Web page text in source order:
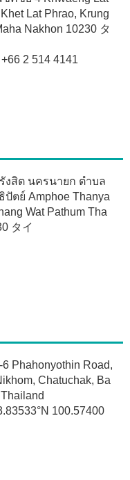
Lat Phrao, Krung
Nakhon 10230 タ
2 514 4141
งสิต นครนายก ตำบล
ปัตย์ Amphoe Thanya
Wat Pathum Tha
タイ
6 Phahonyothin Road,
Chatuchak, Ba
100.57400